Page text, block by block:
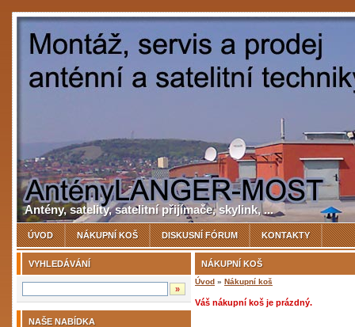
Antény, satelity, satelitní přijímače, skylink, ...
ÚVOD NÁKUPNÍ KOŠ DISKUSNÍ FÓRUM KONTAKTY
VYHLEDÁVÁNÍ
NAŠE NABÍDKA
NÁKUPNÍ KOŠ
Úvod » Nákupní koš
Váš nákupní koš je prázdný.